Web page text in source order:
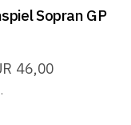
Sopran GP
46,00